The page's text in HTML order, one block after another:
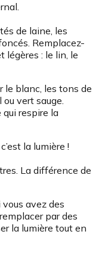
de laine, les
Remplacez-
légères : le lin, le
le blanc, les tons de
vert sauge.
respire la
la lumière !
La différence de
avez des
par des
la lumière tout en